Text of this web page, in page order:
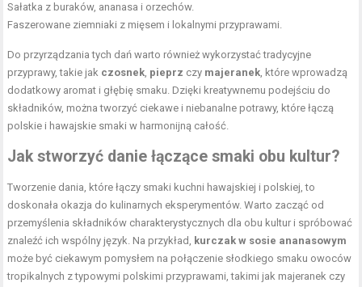
Sałatka z buraków, ananasa i orzechów.
Faszerowane ziemniaki z mięsem i lokalnymi przyprawami.
Do przyrządzania tych dań warto również wykorzystać tradycyjne
przyprawy, takie jak czosnek, pieprz czy majeranek, które wprowadzą
dodatkowy aromat i głębię smaku. Dzięki kreatywnemu podejściu do
składników, można tworzyć ciekawe i niebanalne potrawy, które łączą
polskie i hawajskie smaki w harmonijną całość.
Jak stworzyć danie łączące smaki obu kultur?
Tworzenie dania, które łączy smaki kuchni hawajskiej i polskiej, to
doskonała okazja do kulinarnych eksperymentów. Warto zacząć od
przemyślenia składników charakterystycznych dla obu kultur i spróbować
znaleźć ich wspólny język. Na przykład, kurczak w sosie ananasowym
może być ciekawym pomysłem na połączenie słodkiego smaku owoców
tropikalnych z typowymi polskimi przyprawami, takimi jak majeranek czy